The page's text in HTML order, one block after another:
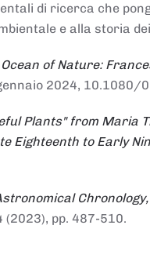
di ricerca che
e alla storia
of Nature:
2024,
Plants" from Maria
Eighteenth to Early
pp. 487-510.